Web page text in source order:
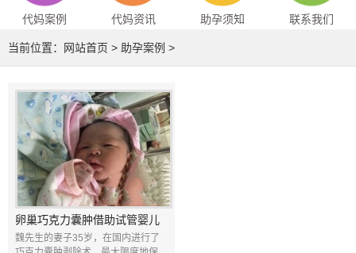
代妈案例 代妈资讯 助孕须知 联系我们
当前位置： 网站首页 > 助孕案例 >
卵巢巧克力囊肿借助试管婴儿
成功产子
魏先生的妻子35岁，在国内进行了